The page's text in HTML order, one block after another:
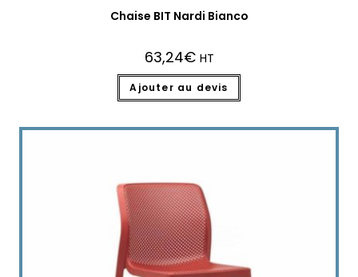
Chaise BIT Nardi Bianco
63,24€ HT
Ajouter au devis